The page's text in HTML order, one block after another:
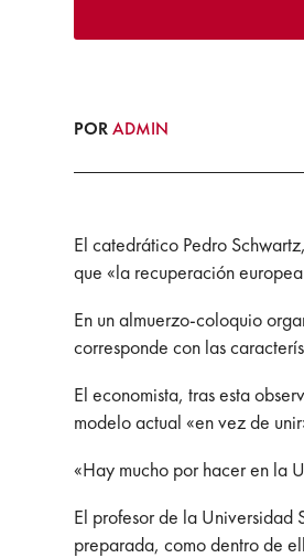
PORADMIN
El catedrático Pedro
que «la recuperación
En un almuerzo-coloquio
corresponde con las
El economista, tras esta
modelo actual «en vez de
«Hay mucho por hacer en la
El profesor de la Universidad
preparada, como dentro de